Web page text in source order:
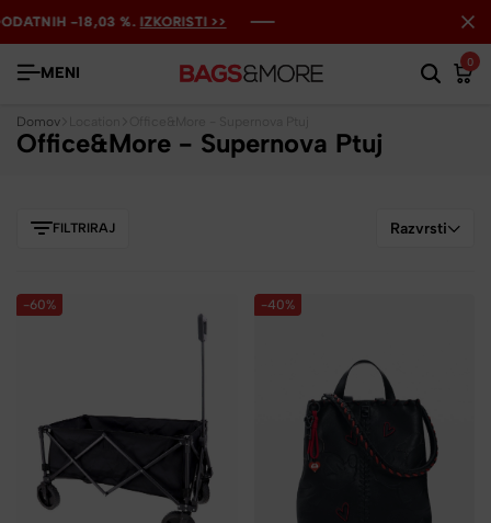
-18,03 %.IZKORISTI >>
-18,03 %.IZKORISTI >>
-18,03 %.IZKORISTI >>
MENI
0
Office&More - Supernova Ptuj
Domov
FILTRIRAJ Razvrsti
-60% -40%